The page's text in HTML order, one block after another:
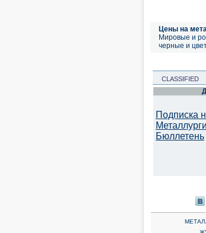
Цены на
Мировые и
черные и
CLASSIFIED
Подписка
Бюллетень